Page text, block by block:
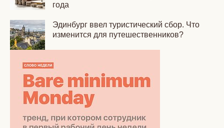
года
Эдинбург ввел туристический сбор. Что
изменится для путешественников?